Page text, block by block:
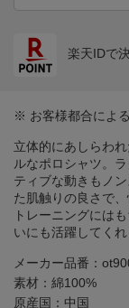
楽天IDで
※ お客様都合によ
立体的にあしらわ
ルなポロシャツ。
ティブな動きもノ
た肌触りの良さで
トレーニングには
いにも活躍してくれ
メーカー品番：
素材：綿100%
原産国：中国